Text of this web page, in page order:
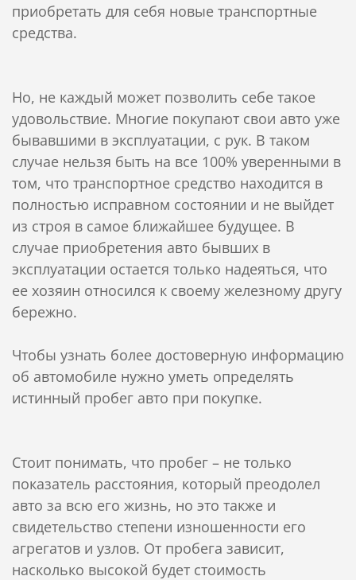
приобретать для себя новые транспортные
средства.
Но, не каждый может позволить себе такое
удовольствие. Многие покупают свои авто уже
бывавшими в эксплуатации, с рук. В таком
случае нельзя быть на все 100% уверенными в
том, что транспортное средство находится в
полностью исправном состоянии и не выйдет
из строя в самое ближайшее будущее. В
случае приобретения авто бывших в
эксплуатации остается только надеяться, что
ее хозяин относился к своему железному другу
бережно.
Чтобы узнать более достоверную информацию
об автомобиле нужно уметь определять
истинный пробег авто при покупке.
Стоит понимать, что пробег – не только
показатель расстояния, который преодолел
авто за всю его жизнь, но это также и
свидетельство степени изношенности его
агрегатов и узлов. От пробега зависит,
насколько высокой будет стоимость